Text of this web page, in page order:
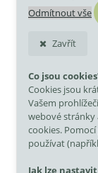
Odmítnout vše
Zavřít
Co jsou
Cookies jsou
Vašem
webové stránky
cookies.
používat
Jak lze